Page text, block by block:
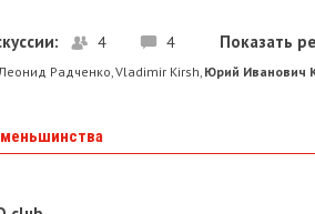
4 4 Показать
Радченко,Vladimir Kirsh, Юрий Иванович